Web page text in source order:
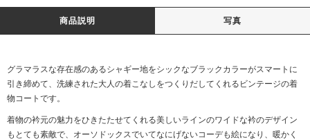
商品説明 写真
グラマラスな存在感のあるシャギー地をシックなブラックカラーがスマートに
引き締めて、洗練された大人の着こなしをつくりだしてくれるビンテージの着
物コートです。
着物の衿元の魅力をひきたたせてくれる美しいラインのワイドな衿のデザイン
もとても素敵で、オーソドックスでいてなにげないコーデも絵になり、暖かく